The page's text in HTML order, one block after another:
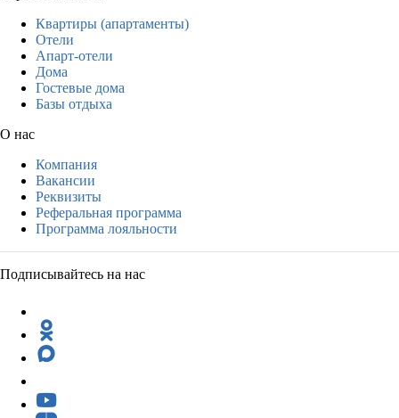
Квартиры (апартаменты)
Отели
Апарт-отели
Дома
Гостевые дома
Базы отдыха
О нас
Компания
Вакансии
Реквизиты
Реферальная программа
Программа лояльности
Подписывайтесь на нас